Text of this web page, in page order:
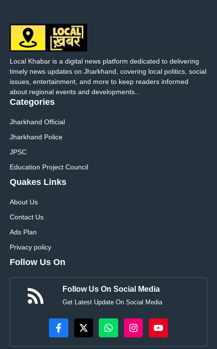
Local Khabar is a digital news platform dedicated to delivering
timely news updates on Jharkhand, covering local politics, social
issues, entertainment, and more to keep readers informed
about regional events and developments..
Categories
Jharkhand Official
Jharkhand Police
JPSC
Education Project Council
Quakes Links
About Us
Contact Us
Ads Plan
Privacy policy
Follow Us On
Follow Us On Social Media
Get Latest Update On Social Media